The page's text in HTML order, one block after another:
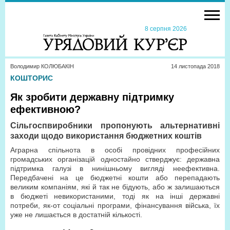
8 серпня 2026
Володимир КОЛЮБАКІН 14 листопада 2018
КОШТОРИС
Як зробити державну підтримку
ефективною?
Сільгоспвиробники пропонують альтернативні
заходи щодо використання бюджетних коштів
Аграрна спільнота в особі провідних професійних
громадських організацій одностайно стверджує: державна
підтримка галузі в нинішньому вигляді неефективна.
Передбачені на це бюджетні кошти або перепадають
великим компаніям, які й так не бідують, або ж залишаються
в бюджеті невикористаними, тоді як на інші державні
потреби, як-от соціальні програми, фінансування війська, їх
уже не лишається в достатній кількості.